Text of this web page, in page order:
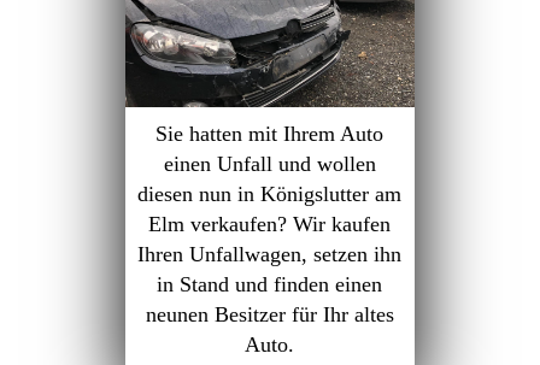
Sie hatten mit Ihrem Auto
einen Unfall und wollen
diesen nun in Königslutter am
Elm verkaufen? Wir kaufen
Ihren Unfallwagen, setzen ihn
in Stand und finden einen
neunen Besitzer für Ihr altes
Auto.